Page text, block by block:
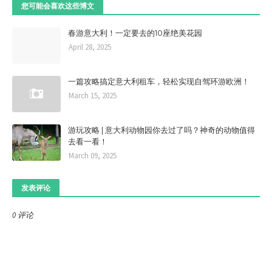
您可能会喜欢这些博文
春游意大利！一定要去的10座绝美花园
April 28, 2025
一篇攻略搞定意大利租车，轻松实现自驾环游欧洲！
March 15, 2025
游玩攻略 | 意大利动物园你去过了吗？神奇的动物值得
去看一看！
March 09, 2025
发表评论
0 评论